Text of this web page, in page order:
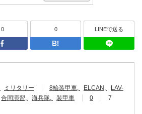
Twitter
0
Facebook
0
はてなブッ
LINEで送る
ミリタリー 8輪装甲車 ELCAN
LAV-
合同演習 海兵隊 装甲車 0
7